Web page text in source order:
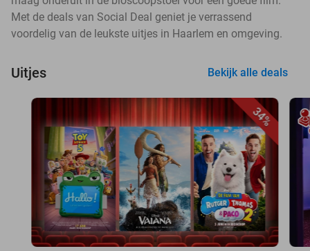
Met de deals van Social Deal geniet je verrassend
voordelig van de leukste uitjes in Haarlem en omgeving.
Uitjes Bekijk alle deals
34%